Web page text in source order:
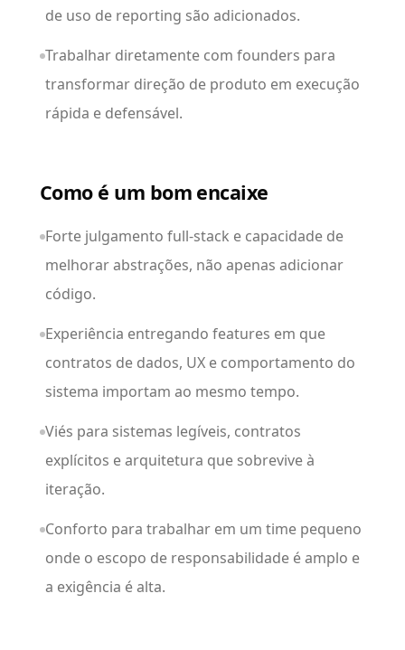
de uso de reporting são adicionados.
Trabalhar diretamente com founders para
transformar direção de produto em execução
rápida e defensável.
Como é um bom encaixe
Forte julgamento full-stack e capacidade de
melhorar abstrações, não apenas adicionar
código.
Experiência entregando features em que
contratos de dados, UX e comportamento do
sistema importam ao mesmo tempo.
Viés para sistemas legíveis, contratos
explícitos e arquitetura que sobrevive à
iteração.
Conforto para trabalhar em um time pequeno
onde o escopo de responsabilidade é amplo e
a exigência é alta.